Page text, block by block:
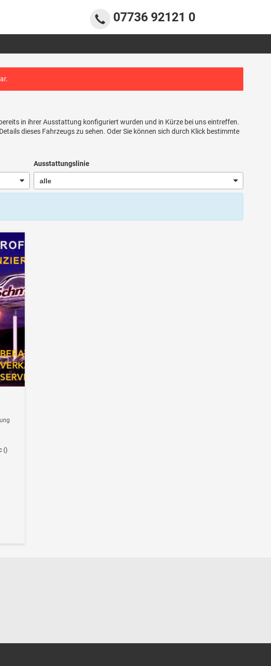
07736 92121 0
in ihrer Ausstattung konfiguriert wurden und in Kürze bei uns eintreffen.
dieses Fahrzeugs zu sehen. Oder Sie können sich durch Klick bestimmte
Ausstattungslinie
()